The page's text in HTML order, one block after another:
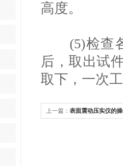
高度。
(5)检查各
后，取出试
取下，一次
上一篇： 表面震动压实仪的